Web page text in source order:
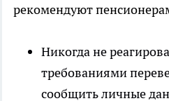
рекомендуют
Никогда не
требованиями
сообщить личные